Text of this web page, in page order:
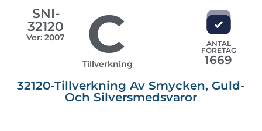
SNI-
32120
Ver: 2007 C
Tillverkning
ANTAL
FÖRETAG
1669
32120-Tillverkning Av Smycken, Guld-
Och Silversmedsvaror